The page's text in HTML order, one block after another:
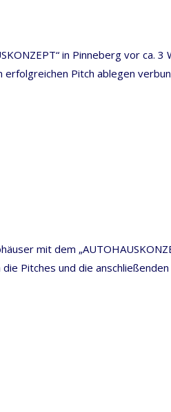
in Pinneberg vor ca. 3
Pitch ablegen
mit dem
Pitches und die anschließenden